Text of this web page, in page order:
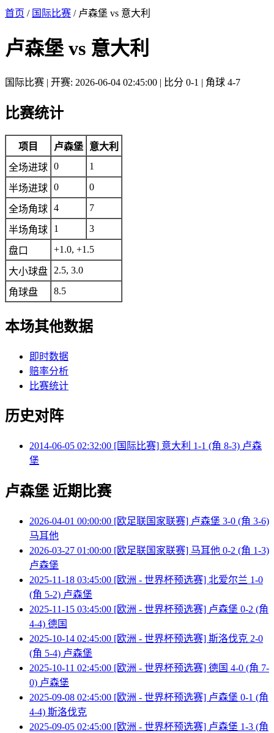
首页 / 国际比赛 / 卢森堡 vs 意大利
卢森堡 vs 意大利
国际比赛 | 开赛: 2026-06-04 02:45:00 | 比分 0-1 | 角球 4-7
比赛统计
项目 卢森堡
意大利
全场进球 0 1
半场进球 0 0
全场角球 4 7
半场角球 1 3
盘口 +1.0, +1.5
大小球盘 2.5, 3.0
角球盘 8.5
本场其他数据
即时数据
赔率分析
比赛统计
历史对阵
2014-06-05 02:32:00 [国际比赛] 意大利 1-1 (角 8-3) 卢森
堡
卢森堡 近期比赛
2026-04-01 00:00:00 [欧足联国家联赛] 卢森堡 3-0 (角 3-6)
马耳他
2026-03-27 01:00:00 [欧足联国家联赛] 马耳他 0-2 (角 1-3)
卢森堡
2025-11-18 03:45:00 [欧洲 - 世界杯预选赛] 北爱尔兰 1-0
(角 5-2) 卢森堡
2025-11-15 03:45:00 [欧洲 - 世界杯预选赛] 卢森堡 0-2 (角
4-4) 德国
2025-10-14 02:45:00 [欧洲 - 世界杯预选赛] 斯洛伐克 2-0
(角 5-4) 卢森堡
2025-10-11 02:45:00 [欧洲 - 世界杯预选赛] 德国 4-0 (角 7-
0) 卢森堡
2025-09-08 02:45:00 [欧洲 - 世界杯预选赛] 卢森堡 0-1 (角
4-4) 斯洛伐克
2025-09-05 02:45:00 [欧洲 - 世界杯预选赛] 卢森堡 1-3 (角